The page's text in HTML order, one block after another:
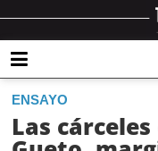
ENSAYO
Las